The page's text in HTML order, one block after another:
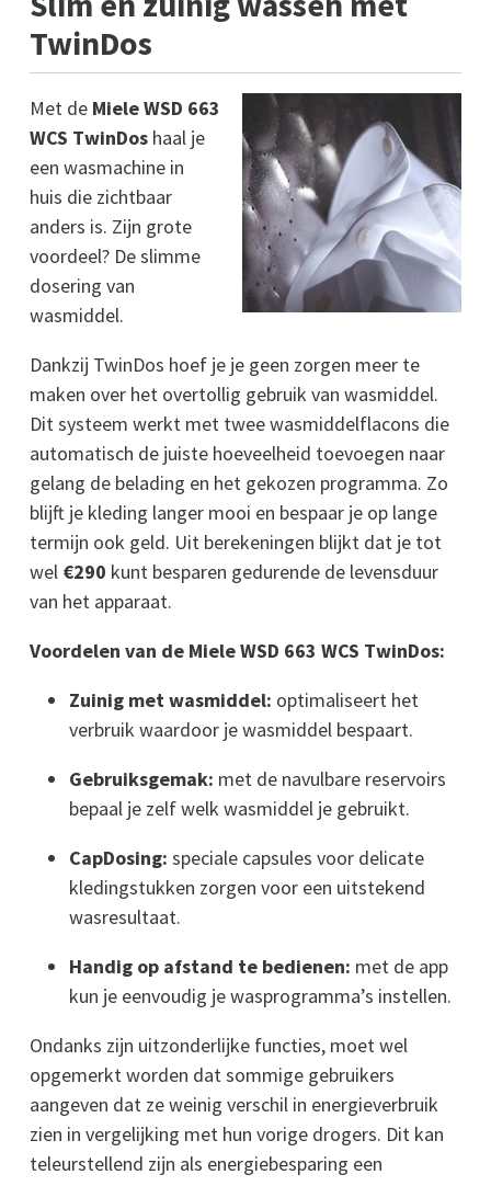
TwinDos
Met de Miele WSD 663
WCS TwinDos haal je
een wasmachine in
huis die zichtbaar
anders is. Zijn grote
voordeel? De slimme
dosering van
wasmiddel.
Dankzij TwinDos hoef je je geen zorgen meer te
maken over het overtollig gebruik van wasmiddel.
Dit systeem werkt met twee wasmiddelflacons die
automatisch de juiste hoeveelheid toevoegen naar
gelang de belading en het gekozen programma. Zo
blijft je kleding langer mooi en bespaar je op lange
termijn ook geld. Uit berekeningen blijkt dat je tot
wel €290 kunt besparen gedurende de levensduur
van het apparaat.
Voordelen van de Miele WSD 663 WCS TwinDos:
Zuinig met wasmiddel: optimaliseert het
verbruik waardoor je wasmiddel bespaart.
Gebruiksgemak: met de navulbare reservoirs
bepaal je zelf welk wasmiddel je gebruikt.
CapDosing: speciale capsules voor delicate
kledingstukken zorgen voor een uitstekend
wasresultaat.
Handig op afstand te bedienen: met de app
kun je eenvoudig je wasprogramma’s instellen.
Ondanks zijn uitzonderlijke functies, moet wel
opgemerkt worden dat sommige gebruikers
aangeven dat ze weinig verschil in energieverbruik
zien in vergelijking met hun vorige drogers. Dit kan
teleurstellend zijn als energiebesparing een